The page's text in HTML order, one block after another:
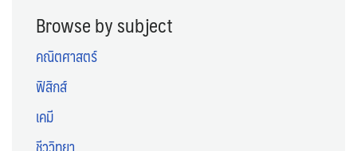
Browse by subject
คณิตศาสตร์
ฟิสิกส์
เคมี